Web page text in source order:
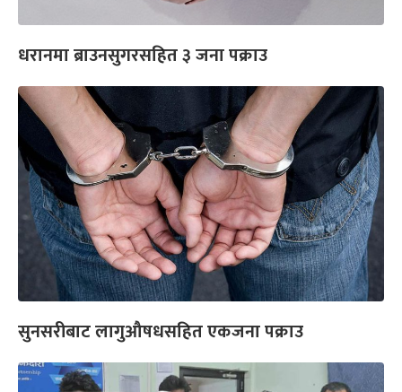
धरानमा ब्राउनसुगरसहित ३ जना पक्राउ
सुनसरीबाट लागुऔषधसहित एकजना पक्राउ